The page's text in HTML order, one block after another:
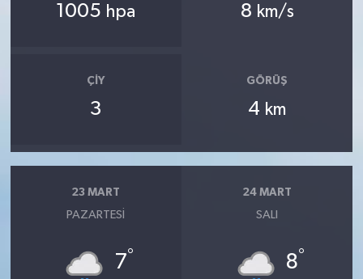
1005 hpa 8 km/s
ÇIY
3
GÖRÜŞ
4 km
23 MART
PAZARTESI
7°
24 MART
SALI
8°